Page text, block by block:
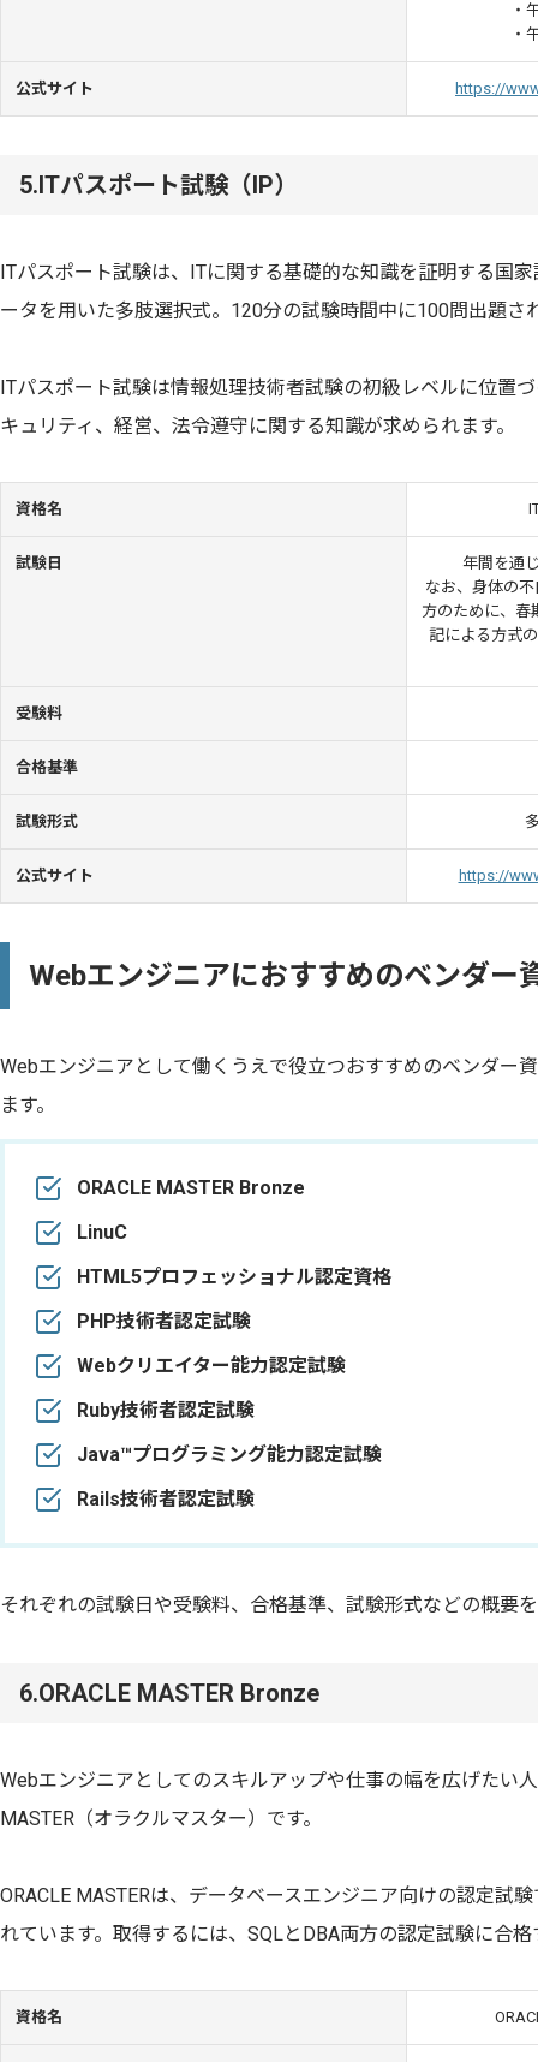
・
・
公式サイト https://
5.ITパスポート試験（IP）
ITパスポート試験は、ITに関する基礎的な知識を証明する国
ータを用いた多肢選択式。120分の試験時間中に100問出題さ
ITパスポート試験は情報処理技術者試験の初級レベルに位置
キュリティ、経営、法令遵守に関する知識が求められます。
資格名
試験日
年間を通
なお、身体の
方のために、春
記による方式
受験料
合格基準
試験形式
公式サイト https://
Webエンジニアにおすすめのベンダー
Webエンジニアとして働くうえで役立つおすすめのベンダー
ます。
ORACLE MASTER Bronze
LinuC
HTML5プロフェッショナル認定資格
PHP技術者認定試験
Webクリエイター能力認定試験
Ruby技術者認定試験
Java™プログラミング能力認定試験
Rails技術者認定試験
それぞれの試験日や受験料、合格基準、試験形式などの概要
6.ORACLE MASTER Bronze
Webエンジニアとしてのスキルアップや仕事の幅を広げたい
MASTER（オラクルマスター）です。
ORACLE MASTERは、データベースエンジニア向けの認定試
れています。取得するには、SQLとDBA両方の認定試験に合
資格名